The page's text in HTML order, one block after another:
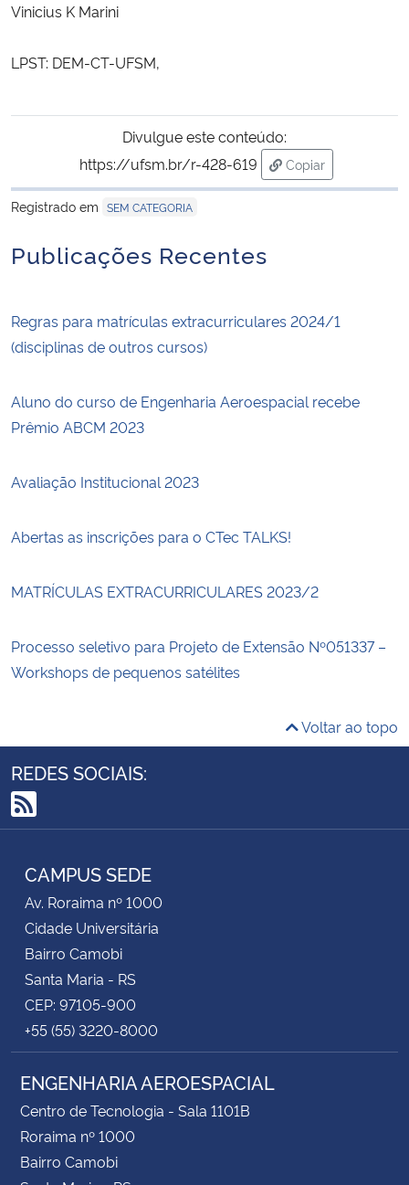
Vinicius K Marini
LPST: DEM-CT-UFSM,
Divulgue este conteúdo:
https://ufsm.br/r-428-619
Copiar
para área de
Registrado em SEM CATEGORIA
Publicações Recentes
Regras para matrículas extracurriculares 2024/1
(disciplinas de outros cursos)
Aluno do curso de Engenharia Aeroespacial recebe
Prêmio ABCM 2023
Avaliação Institucional 2023
Abertas as inscrições para o CTec TALKS!
MATRÍCULAS EXTRACURRICULARES 2023/2
Processo seletivo para Projeto de Extensão Nº051337 –
Workshops de pequenos satélites
Voltar ao topo
REDES SOCIAIS:
RSS
CAMPUS SEDE
Av. Roraima nº 1000
Cidade Universitária
Bairro Camobi
Santa Maria - RS
CEP: 97105-900
+55 (55) 3220-8000
ENGENHARIA AEROESPACIAL
Centro de Tecnologia - Sala 1101B
Roraima nº 1000
Bairro Camobi